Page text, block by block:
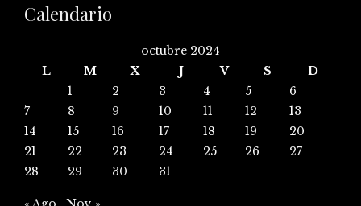
Calendario
octubre 2024
L
M X J V S
D
1
2 3 4 5
6
7
8 9 10 11 12
13
14
15 16 17 18 19
20
21
22 23 24 25 26
27
28
29 30 31